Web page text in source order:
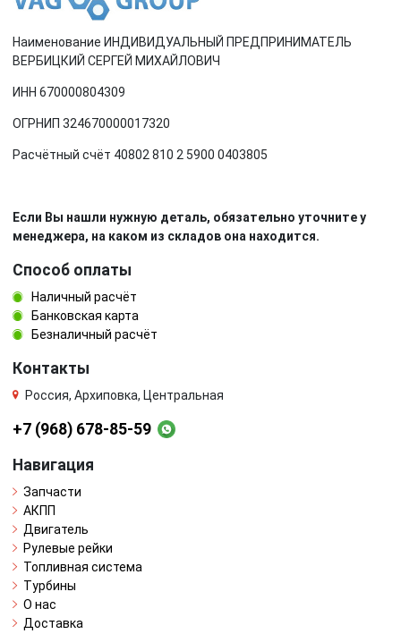
Toyota
Volvo
Наименование ИНДИВИДУАЛЬНЫЙ ПРЕДПРИНИМАТЕЛЬ
ВЕРБИЦКИЙ СЕРГЕЙ МИХАЙЛОВИЧ
ИНН 670000804309
ОГРНИП 324670000017320
Расчётный счёт 40802 810 2 5900 0403805
Если Вы нашли нужную деталь, обязательно уточните у
менеджера, на каком из складов она находится.
Способ оплаты
Наличный расчёт
Банковская карта
Безналичный расчёт
Контакты
Россия, Архиповка, Центральная
+7 (968) 678-85-59
Навигация
Запчасти
АКПП
Двигатель
Рулевые рейки
Топливная система
Турбины
О нас
Доставка